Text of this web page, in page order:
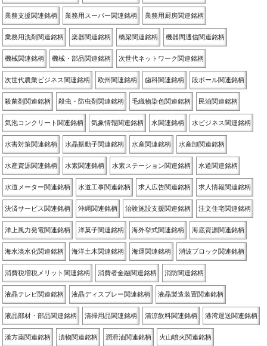
業務支援関連銘柄 業務用スーパー関連銘柄 業務用厨房関連銘柄
業務用洗剤関連銘柄 楽器関連銘柄 橋梁関連銘柄 機器間通信関連銘柄
機械関連銘柄 機械・部品関連銘柄 次世代ネットワーク関連銘柄
次世代農業ビジネス関連銘柄 欧州関連銘柄 歯科関連銘柄 段ボール関連銘柄
殺菌剤関連銘柄 殺虫・防虫剤関連銘柄 毛織物染色関連銘柄 民泊関連銘柄
気泡コンクリート関連銘柄 気象情報関連銘柄 水関連銘柄 水ビジネス関連銘柄
水害対策関連銘柄 水晶振動子関連銘柄 水産関連銘柄 水産卸関連銘柄
水産資源関連銘柄 水素関連銘柄 水素ステーション関連銘柄 水道関連銘柄
水道メーター関連銘柄 水道工事関連銘柄 求人広告関連銘柄 求人情報関連銘柄
決済サービス関連銘柄 沖縄関連銘柄 治験施設支援関連銘柄 注文住宅関連銘柄
洋上風力発電関連銘柄 洋菓子関連銘柄 海外挙式関連銘柄 海底資源関連銘柄
海水淡水化関連銘柄 海洋土木関連銘柄 海運関連銘柄 消波ブロック関連銘柄
消費税増税メリット関連銘柄 消費者金融関連銘柄 消防関連銘柄
液晶テレビ関連銘柄 液晶ディスプレー関連銘柄 液晶製造装置関連銘柄
液晶部材・部品関連銘柄 清掃用品関連銘柄 清涼飲料関連銘柄 港湾運送関連銘柄
漢方薬関連銘柄 漬物関連銘柄 潤滑油関連銘柄 火山噴火関連銘柄